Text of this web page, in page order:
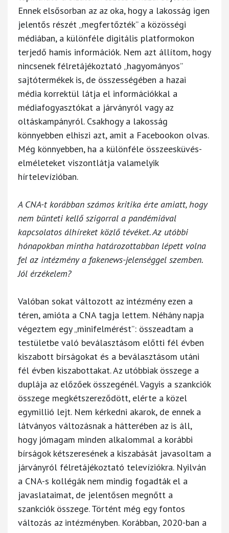
Ennek elsősorban az az oka, hogy a lakosság igen
jelentős részét „megfertőzték” a közösségi
médiában, a különféle digitális platformokon
terjedő hamis információk. Nem azt állítom, hogy
nincsenek félretájékoztató „hagyományos”
sajtótermékek is, de összességében a hazai
média korrektül látja el információkkal a
médiafogyasztókat a járványról vagy az
oltáskampányról. Csakhogy a lakosság
könnyebben elhiszi azt, amit a Facebookon olvas.
Még könnyebben, ha a különféle összeesküvés-
elméleteket viszontlátja valamelyik
hírtelevízióban.
A CNA-t korábban számos kritika érte amiatt, hogy
nem bünteti kellő szigorral a pandémiával
kapcsolatos álhíreket közlő tévéket. Az utóbbi
hónapokban mintha határozottabban lépett volna
fel az intézmény a fakenews-jelenséggel szemben.
Jól érzékelem?
Valóban sokat változott az intézmény ezen a
téren, amióta a CNA tagja lettem. Néhány napja
végeztem egy „minifelmérést”: összeadtam a
testületbe való beválasztásom előtti fél évben
kiszabott bírságokat és a beválasztásom utáni
fél évben kiszabottakat. Az utóbbiak összege a
duplája az előzőek összegénél. Vagyis a szankciók
összege megkétszereződött, elérte a közel
egymillió lejt. Nem kérkedni akarok, de ennek a
látványos változásnak a hátterében az is áll,
hogy jómagam minden alkalommal a korábbi
bírságok kétszeresének a kiszabását javasoltam a
járványról félretájékoztató televíziókra. Nyilván
a CNA-s kollégák nem mindig fogadták el a
javaslataimat, de jelentősen megnőtt a
szankciók összege. Történt még egy fontos
változás az intézményben. Korábban, 2020-ban a